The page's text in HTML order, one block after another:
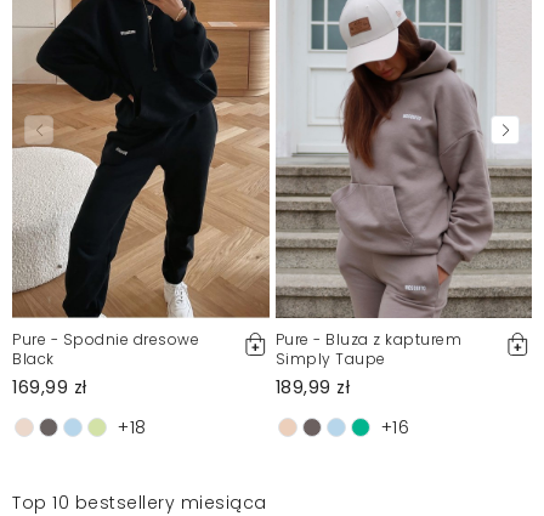
Pure - Spodnie dresowe
Black
169,99 zł
+18
Pure - Bluza z kapturem
Simply Taupe
189,99 zł
+16
Top 10 bestsellery miesiąca